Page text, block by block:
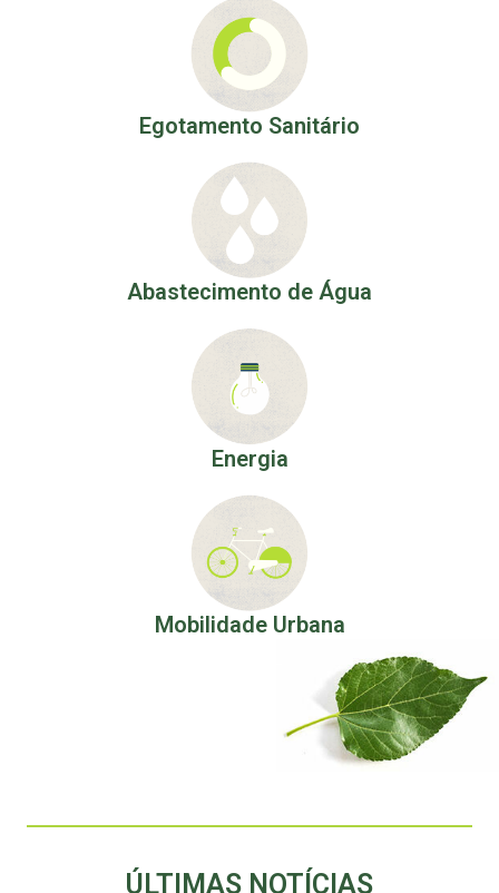
Egotamento Sanitário
Abastecimento de Água
Energia
Mobilidade Urbana
ÚLTIMAS NOTÍCIAS